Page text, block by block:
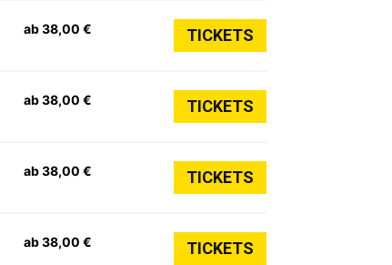
ab 38,00 € TICKETS
ab 38,00 € TICKETS
ab 38,00 € TICKETS
ab 38,00 € TICKETS